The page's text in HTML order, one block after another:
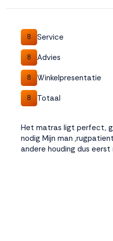
8 Service
8 Advies
8 Winkelpresentatie
8 Totaal
Het matras ligt perfect,
nodig Mijn man
andere houding dus eerst